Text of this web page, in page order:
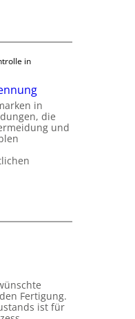
in
in
die
und
Fertigung.
ist für